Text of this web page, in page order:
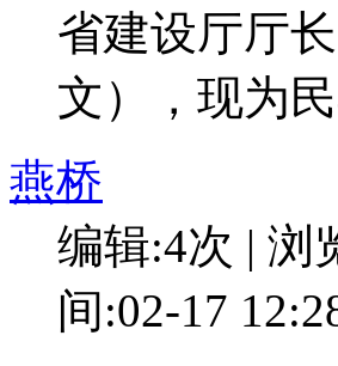
省建设厅厅
文），现为民
燕桥
编辑:4次 | 浏
间:02-17